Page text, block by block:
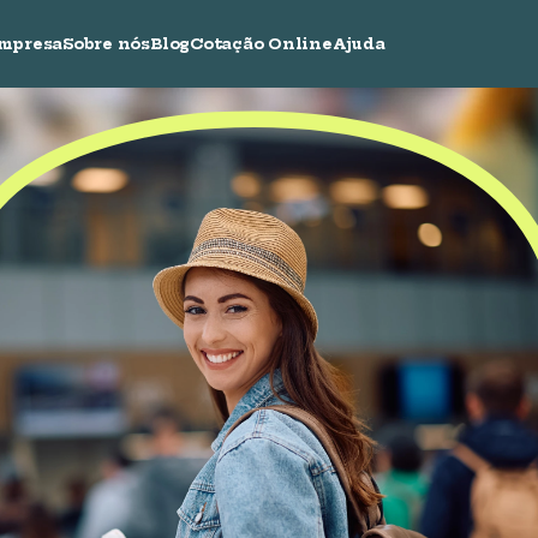
Sobre nósBlogCotação OnlineAjuda